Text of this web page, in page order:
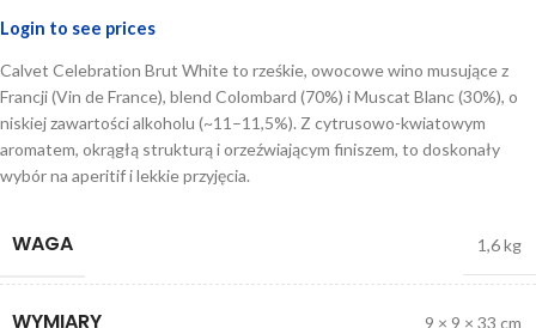
Login to see prices
Calvet Celebration Brut White to rześkie, owocowe wino musujące z
Francji (Vin de France), blend Colombard (70%) i Muscat Blanc (30%), o
niskiej zawartości alkoholu (~11–11,5%). Z cytrusowo-kwiatowym
aromatem, okrągłą strukturą i orzeźwiającym finiszem, to doskonały
wybór na aperitif i lekkie przyjęcia.
WAGA 1,6 kg
WYMIARY 9 × 9 × 33 cm